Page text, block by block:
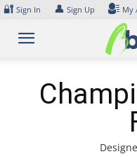
Skip
content
🔐 Sign In 👤 Sign Up My